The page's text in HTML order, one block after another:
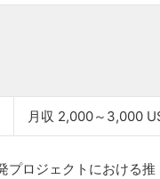
月収 2,000～3,000
プロジェクトにおける推